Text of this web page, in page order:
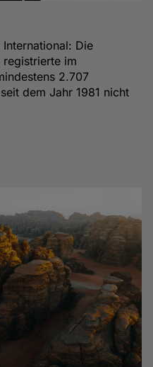
Die
registrierte im
2.707
dem Jahr 1981 nicht